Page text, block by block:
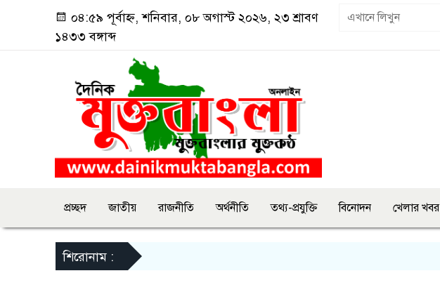
০৪:৫৯ পূর্বাহ্ন, শনিবার, ০৮ অগাস্ট ২০২৬, ২৩ শ্রাবণ
১৪৩৩ বঙ্গাব্দ
প্রচ্ছদ জাতীয় রাজনীতি অর্থনীতি তথ্য-প্রযুক্তি বিনোদন খেলার খবর
শিরোনাম :